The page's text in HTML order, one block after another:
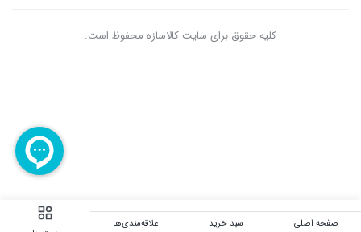
کلیه حقوق برای سایت کالاسازه محفوظ است.
صفحه اصلی سبد خرید علاقه‌مندی‌ها